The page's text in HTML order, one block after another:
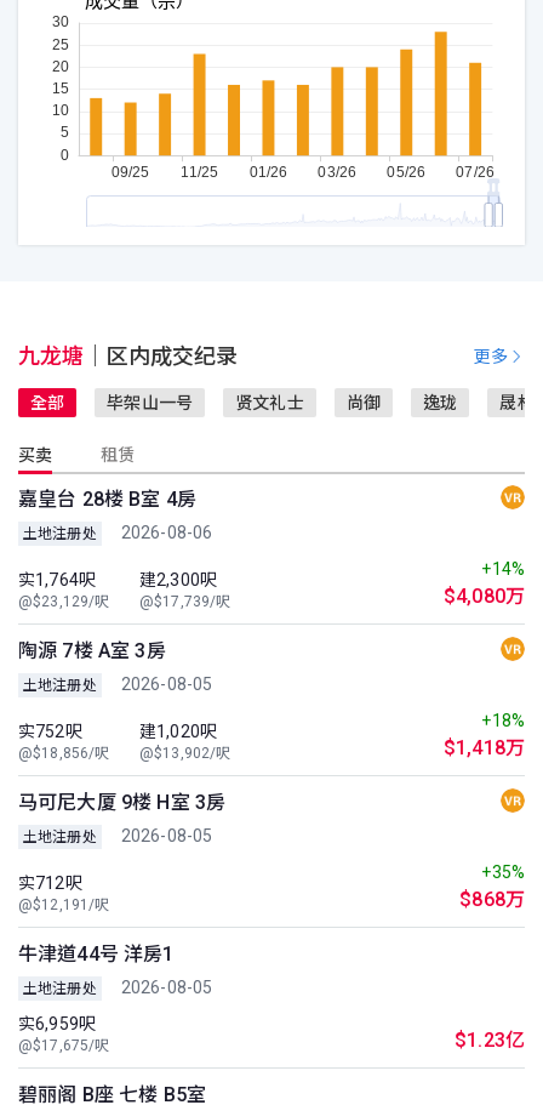
九龙塘 区内成交纪录 更多
全部 毕架山一号 贤文礼士 尚御 逸珑 晟林
买卖 租赁
嘉皇台 28楼 B室 4房
土地注册处 2026-08-06
实1,764呎
@$23,129/呎
建2,300呎
@$17,739/呎
+14%
$4,080万
陶源 7楼 A室 3房
土地注册处 2026-08-05
实752呎
@$18,856/呎
建1,020呎
@$13,902/呎
+18%
$1,418万
马可尼大厦 9楼 H室 3房
土地注册处 2026-08-05
实712呎
@$12,191/呎
+35%
$868万
牛津道44号 洋房1
土地注册处
2026-08-05
实6,959呎
@$17,675/呎 $1.23亿
碧丽阁 B座 七楼 B5室